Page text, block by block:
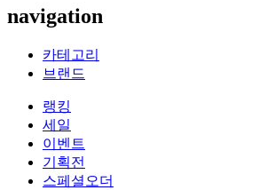
navigation
카테고리
브랜드
랭킹
세일
이벤트
기획전
스페셜오더